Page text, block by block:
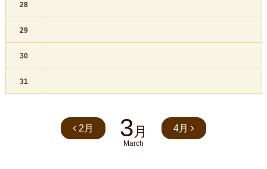
28
29
30
31
2月 3月
March
4月